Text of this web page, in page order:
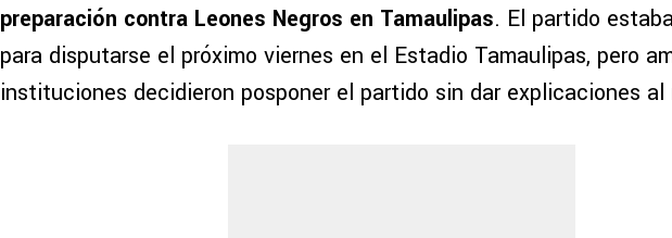
preparación contra Leones Negros en Tamaulipas. El partido
para disputarse el próximo viernes en el Estadio Tamaulipas, pero
instituciones decidieron posponer el partido sin dar explicaciones al